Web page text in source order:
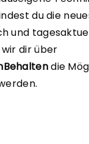
du die
und
dir über
die